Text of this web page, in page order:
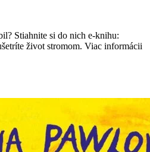
Stiahnite si do nich e-knihu:
život stromom. Viac informácii